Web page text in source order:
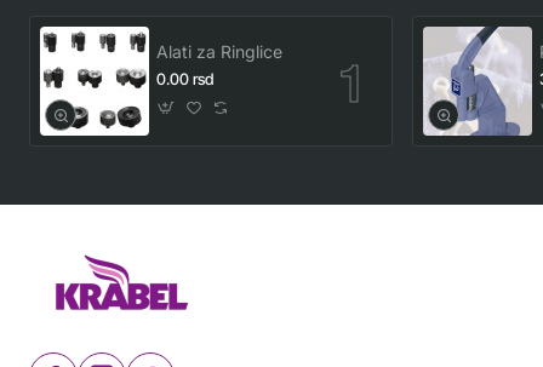
Alati za Ringlice
0.00 rsd